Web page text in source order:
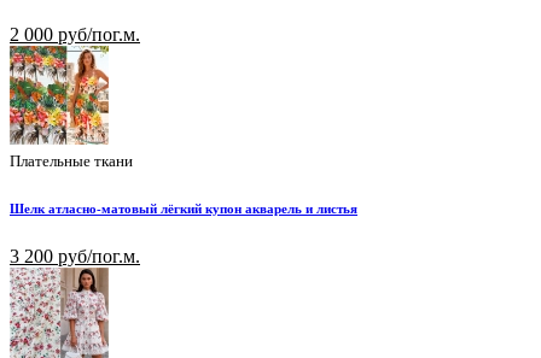
2 000 руб/пог.м.
Плательные ткани
Шелк атласно-матовый лёгкий купон акварель и листья
3 200 руб/пог.м.